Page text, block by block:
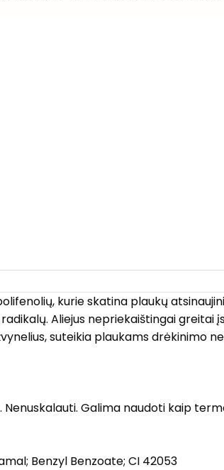
kurie skatina plaukų
Aliejus nepriekaištingai greitai
suteikia plaukams drėkinimo
Galima naudoti kaip
Benzyl Benzoate; CI 42053